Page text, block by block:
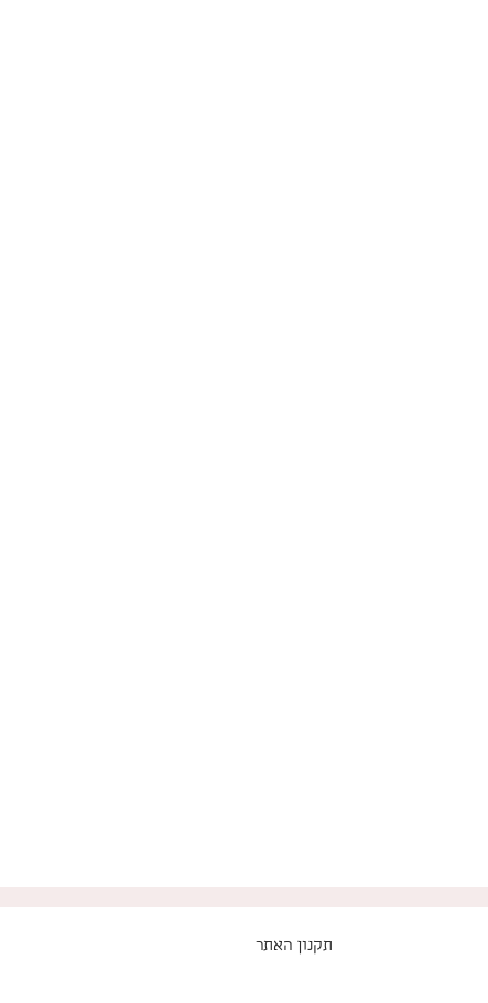
תקנון האתר